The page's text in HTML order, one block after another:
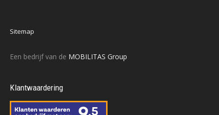
Sitemap
Een bedrijf van de MOBILITAS Group
Klantwaardering